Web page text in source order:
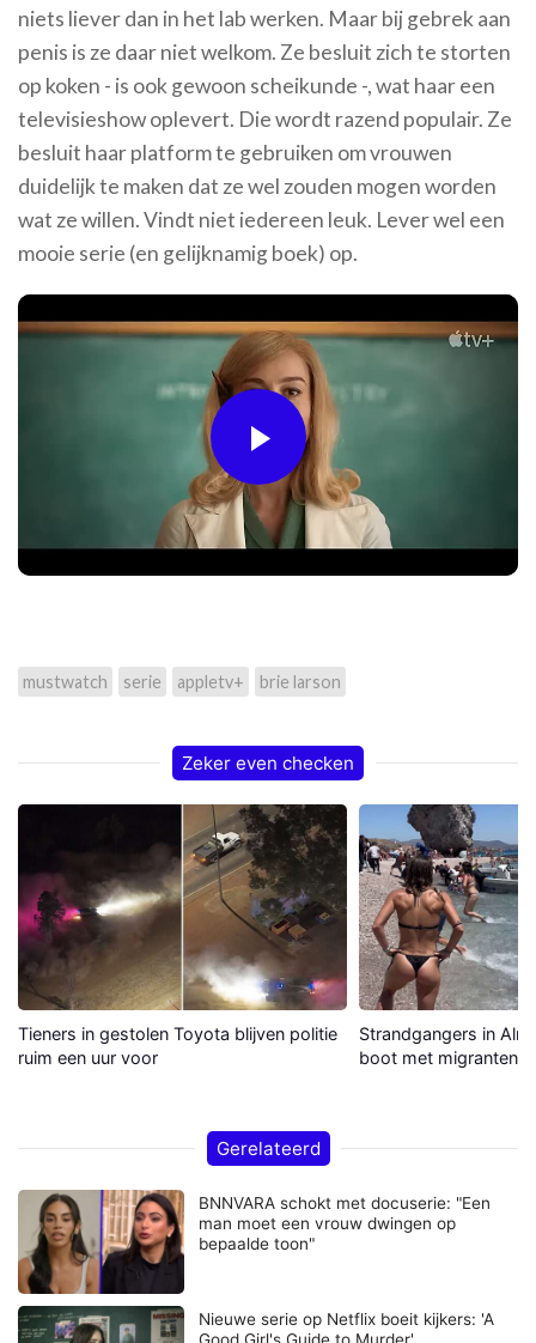
niets liever dan in het lab werken. Maar bij gebrek aan
penis is ze daar niet welkom. Ze besluit zich te storten
op koken - is ook gewoon scheikunde -, wat haar een
televisieshow oplevert. Die wordt razend populair. Ze
besluit haar platform te gebruiken om vrouwen
duidelijk te maken dat ze wel zouden mogen worden
wat ze willen. Vindt niet iedereen leuk. Lever wel een
mooie serie (en gelijknamig boek) op.
Play
Video
mustwatch serie appletv+ brie larson
Zeker even checken
Tieners in gestolen Toyota blijven politie
ruim een uur voor
Strandgangers in
boot met migranten
Gerelateerd
BNNVARA schokt met docuserie: "Een
man moet een vrouw dwingen op
bepaalde toon"
Nieuwe serie op Netflix boeit kijkers: 'A